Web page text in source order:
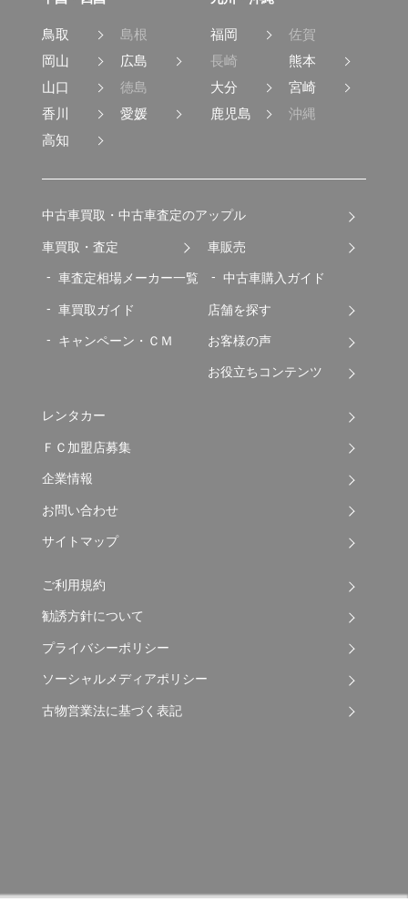
鳥取
島根
岡山
広島
山口
徳島
香川
愛媛
高知
福岡
佐賀
長崎
熊本
大分
宮崎
鹿児島
沖縄
中古車買取・中古車査定のアップル
車買取・査定
車査定相場メーカー一覧
車買取ガイド
キャンペーン・ＣＭ
車販売
中古車購入ガイド
店舗を探す
お客様の声
お役立ちコンテンツ
レンタカー
ＦＣ加盟店募集
企業情報
お問い合わせ
サイトマップ
ご利用規約
勧誘方針について
プライバシーポリシー
ソーシャルメディアポリシー
古物営業法に基づく表記